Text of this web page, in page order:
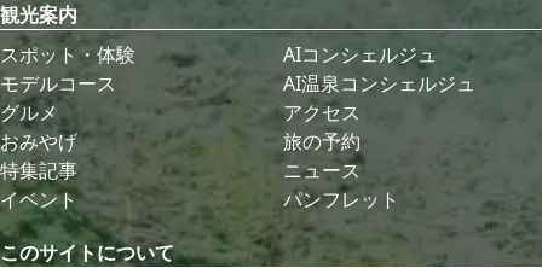
観光案内
スポット・体験
モデルコース
グルメ
おみやげ
特集記事
イベント
AIコンシェルジュ
AI温泉コンシェルジュ
アクセス
旅の予約
ニュース
パンフレット
このサイトについて